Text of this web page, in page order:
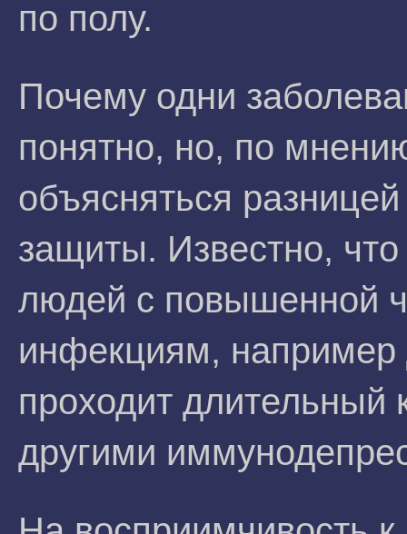
по полу.
Почему одни
понятно, но, по
объясняться
защиты. Известно,
людей с повышенной
инфекциям, например
проходит длительный
другими